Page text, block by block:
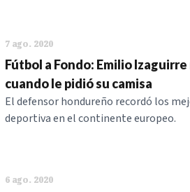
7 ago. 2020
Fútbol a Fondo: Emilio
cuando le pidió su camisa
El defensor hondureño recordó los
deportiva en el continente europeo.
6 ago. 2020